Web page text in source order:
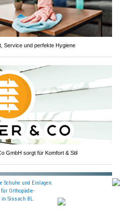
Service und perfekte Hygiene
GmbH sorgt für Komfort & Stil